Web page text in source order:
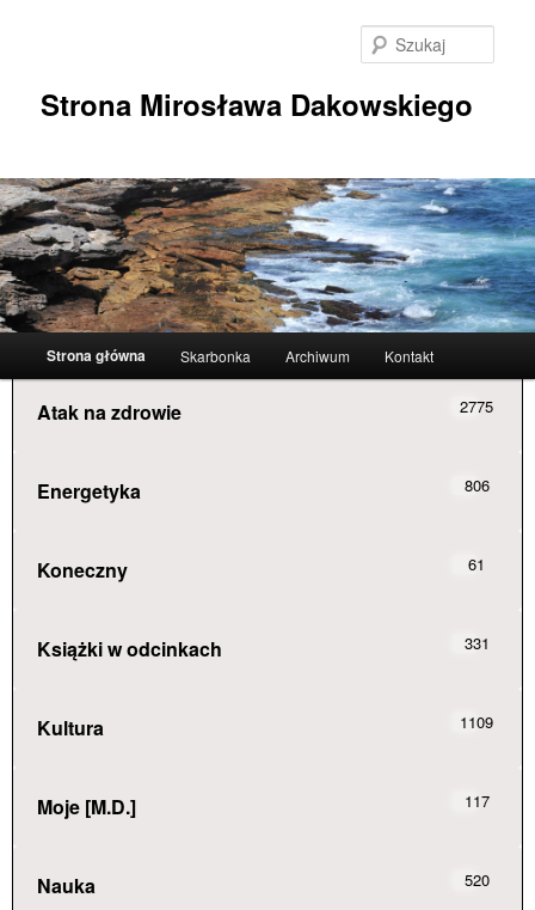
Strona Mirosława Dakowskiego
GłówneStrona główna Skarbonka Archiwum Kontakt
Atak na zdrowie 2775
Energetyka 806
Koneczny 61
Książki w odcinkach 331
Kultura 1109
Moje [M.D.] 117
Nauka 520